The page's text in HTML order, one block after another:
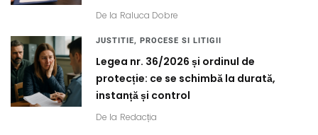
De la Raluca Dobre
JUSTITIE, PROCESE SI LITIGII
Legea nr. 36/2026 și ordinul de
protecție: ce se schimbă la durată,
instanță și control
De la Redacția